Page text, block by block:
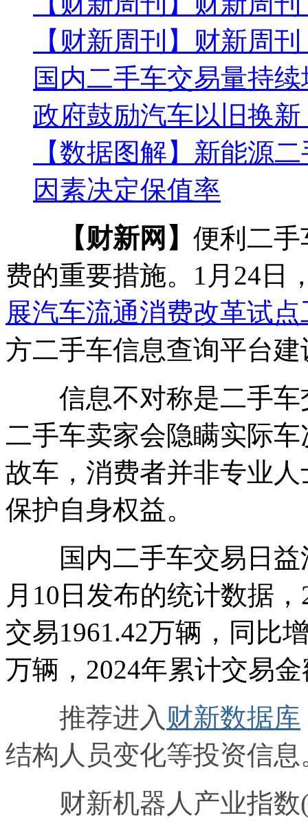
【财新周刊】财新周
国内二手车交易量持
政府鼓励汽车以旧换
【数据图解】新能源
因素决定保值率
【财新网】 便利二
费的重要措施。1月24日
展汽车流通消费改革试
方二手车信息查询平台
信息不对称是二手车
二手车卖家会隐瞒实际
故车，消费者并非专业
保护自身权益。
国内二手车交易日益
月10日发布的统计数据
交易1961.42万辆，同比
万辆，2024年累计交易
推荐进入 财新数据库
结构人员变化等投资信息
财新机器人产业指数